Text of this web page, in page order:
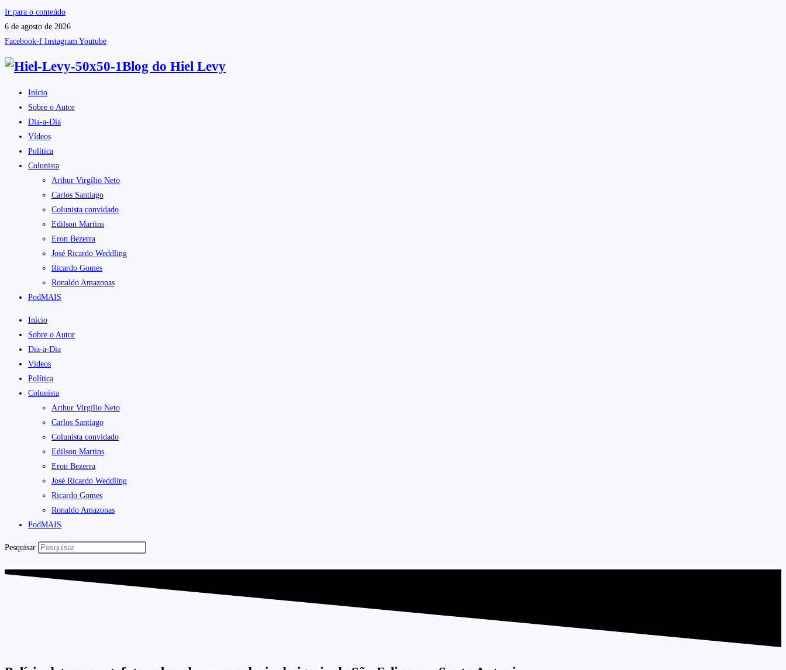
Ir para o conteúdo
6 de agosto de 2026
Facebook-f Instagram Youtube
Blog do Hiel Levy
Início
Sobre o Autor
Dia-a-Dia
Vídeos
Política
Colunista
Arthur Virgílio Neto
Carlos Santiago
Colunista convidado
Edilson Martins
Eron Bezerra
José Ricardo Weddling
Ricardo Gomes
Ronaldo Amazonas
PodMAIS
Início
Sobre o Autor
Dia-a-Dia
Vídeos
Política
Colunista
Arthur Virgílio Neto
Carlos Santiago
Colunista convidado
Edilson Martins
Eron Bezerra
José Ricardo Weddling
Ricardo Gomes
Ronaldo Amazonas
PodMAIS
Pesquisar